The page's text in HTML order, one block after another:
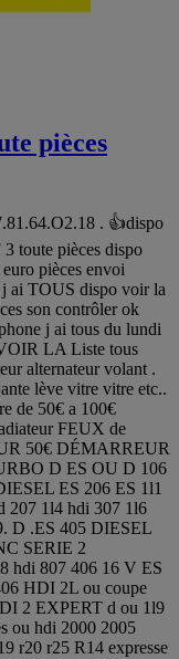
pièces
. 👍dispo
toute pièces dispo
pièces envoi
j ai TOUS dispo voir la
son contrôler ok
j ai tous du lundi
LA Liste tous
alternateur volant .
lève vitre vitre etc..
de 50€ a 100€
FEUX de
50€ DÉMARREUR
D ES OU D 106
ES 206 ES 1l1
207 1l4 hdi 307 1l6
D .ES 405 DIESEL
SERIE 2
hdi 807 406 16 V ES
HDI 2L ou coupe
2 EXPERT d ou 1l9
ou hdi 2000 2005
r20 r25 R14 expresse